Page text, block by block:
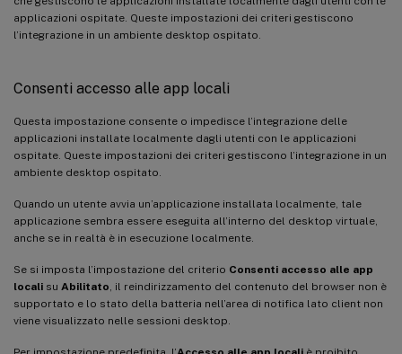
applicazioni ospitate. Queste impostazioni dei criteri gestiscono
l’integrazione in un ambiente desktop ospitato.
Consenti accesso alle app locali
Questa impostazione consente o impedisce l’integrazione delle
applicazioni installate localmente dagli utenti con le applicazioni
ospitate. Queste impostazioni dei criteri gestiscono l’integrazione in un
ambiente desktop ospitato.
Quando un utente avvia un’applicazione installata localmente, tale
applicazione sembra essere eseguita all’interno del desktop virtuale,
anche se in realtà è in esecuzione localmente.
Se si imposta l’impostazione del criterio Consenti accesso alle app
locali su Abilitato , il reindirizzamento del contenuto del browser non è
supportato e lo stato della batteria nell’area di notifica lato client non
viene visualizzato nelle sessioni desktop.